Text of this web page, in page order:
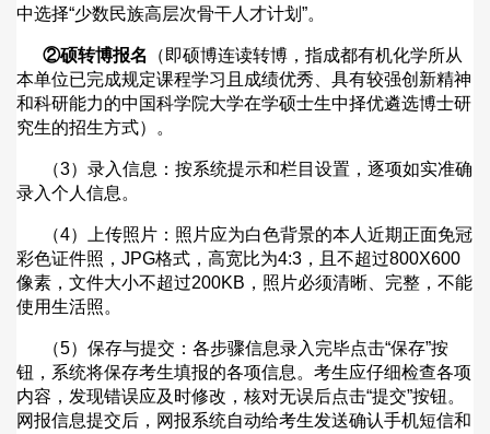
中选择“少数民族高层次骨干人才计划 ”。
②硕转博报名
（即硕博连读转博，指成都有机化学所从
本单位已完成规定课程学习且成绩优秀、具有较强创新精神
和科研能力的中国科学院大学在学硕士生中择优遴选博士研
究生的招生方式）。
（3）录入信息：按系统提示和栏目设置，逐项如实准确
录入个人信息。
（4）上传照片：照片应为白色背景的本人近期正面免冠
彩色证件照， JPG格式，高宽比为4:3 ，且不超过800X600
像素，文件大小不超过200KB ，照片必须清晰、完整，不能
使用生活照。
（5）保存与提交：各步骤信息录入完毕点击“保存”按
钮，系统将保存考生填报的各项信息。考生应仔细检查各项
内容，发现错误应及时修改，核对无误后点击“提交”按钮。
网报信息提交后，网报系统自动给考生发送确认手机短信和